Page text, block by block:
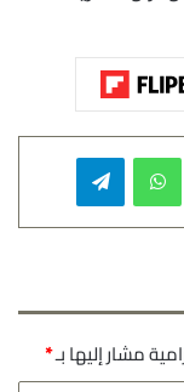
واتساب
مشار إليها بـ*